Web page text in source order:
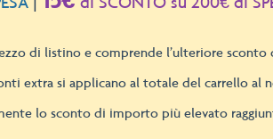
di listino e comprende l’ulteriore
extra si applicano al totale del carrello al
lo sconto di importo più elevato